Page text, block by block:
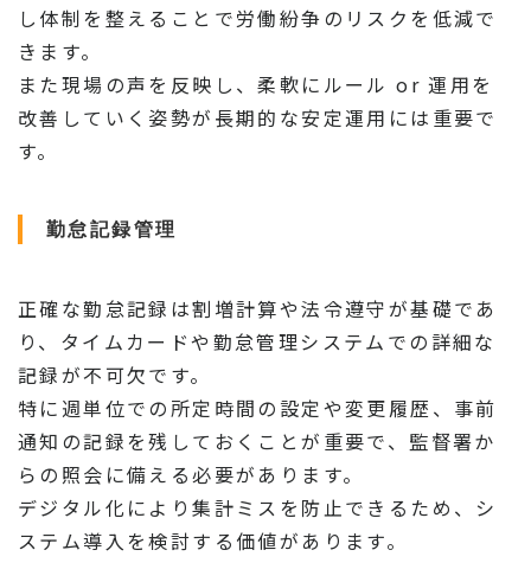
し体制を整えることで労働紛争のリスクを低減で
きます。
また現場の声を反映し、柔軟にルール or 運用を
改善していく姿勢が長期的な安定運用には重要で
す。
勤怠記録管理
正確な勤怠記録は割増計算や法令遵守が基礎であ
り、タイムカードや勤怠管理システムでの詳細な
記録が不可欠です。
特に週単位での所定時間の設定や変更履歴、事前
通知の記録を残しておくことが重要で、監督署か
らの照会に備える必要があります。
デジタル化により集計ミスを防止できるため、シ
ステム導入を検討する価値があります。